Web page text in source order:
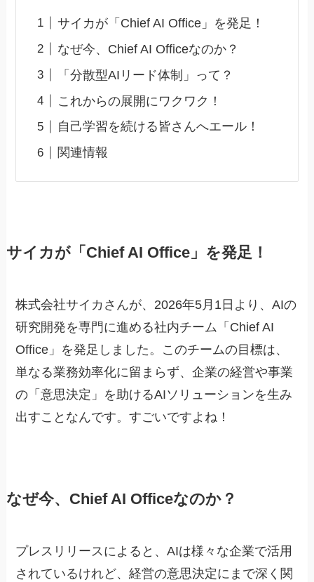
サイカが「Chief AI Office」を発足！
なぜ今、Chief AI Officeなのか？
「分散型AIリード体制」って？
これからの展開にワクワク！
自己学習を続ける皆さんへエール！
関連情報
サイカが「Chief AI Office」を発足！
株式会社サイカさんが、2026年5月1日より、AIの
研究開発を専門に進める社内チーム「Chief AI
Office」を発足しました。このチームの目標は、
単なる業務効率化に留まらず、企業の経営や事業
の「意思決定」を助けるAIソリューションを生み
出すことなんです。すごいですよね！
なぜ今、Chief AI Officeなのか？
プレスリリースによると、AIは様々な企業で活用
されているけれど、経営の意思決定にまで深く関